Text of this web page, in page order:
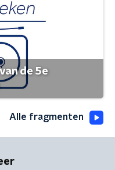
de 5e
Alle fragmenten